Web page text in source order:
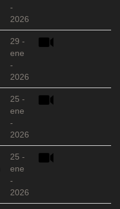
-
2026
29 -
ene
-
2026
25 -
ene
-
2026
25 -
ene
-
2026